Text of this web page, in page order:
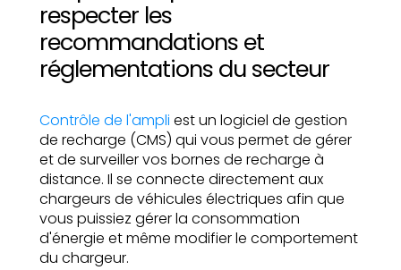
respecter les
recommandations et
réglementations du secteur
Contrôle de l'ampli est un logiciel de gestion
de recharge (CMS) qui vous permet de gérer
et de surveiller vos bornes de recharge à
distance. Il se connecte directement aux
chargeurs de véhicules électriques afin que
vous puissiez gérer la consommation
d'énergie et même modifier le comportement
du chargeur.